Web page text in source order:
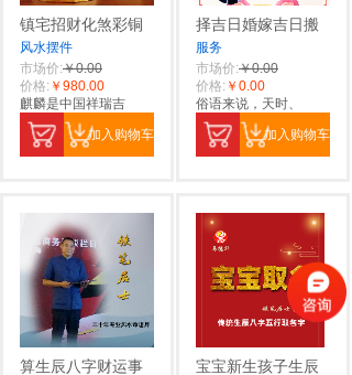
镇宅招财化煞彩铜
风水摆件
市场价:￥0.00
价格: ￥980.00
麒麟是中国祥瑞吉
加入购物车
择吉日婚嫁吉日搬
服务
市场价:￥0.00
价格: ￥0.00
俗语来说，天时、
加入购物车
算生辰八字财运事 宝宝新生孩子生辰